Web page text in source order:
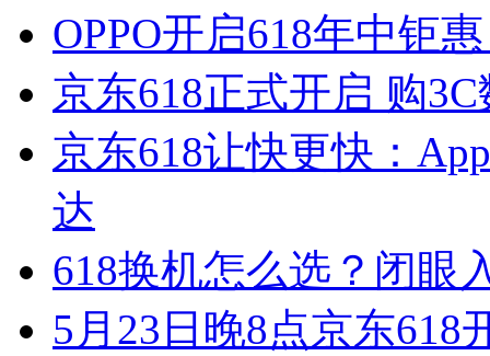
OPPO开启618年中钜
京东618正式开启 购
京东618让快更快：
达
618换机怎么选？闭眼
5月23日晚8点京东618